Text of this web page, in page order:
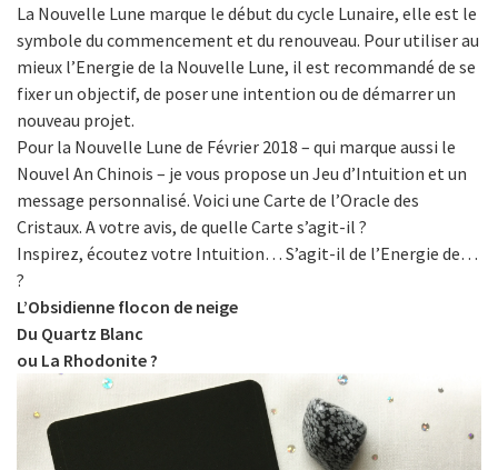
La Nouvelle Lune marque le début du cycle Lunaire, elle est le
symbole du commencement et du renouveau. Pour utiliser au
mieux l’Energie de la Nouvelle Lune, il est recommandé de se
fixer un objectif, de poser une intention ou de démarrer un
nouveau projet.
Pour la Nouvelle Lune de Février 2018 – qui marque aussi le
Nouvel An Chinois – je vous propose un Jeu d’Intuition et un
message personnalisé. Voici une Carte de l’Oracle des
Cristaux. A votre avis, de quelle Carte s’agit-il ?
Inspirez, écoutez votre Intuition… S’agit-il de l’Energie de…
?
L’Obsidienne flocon de neige
Du Quartz Blanc
ou La Rhodonite ?